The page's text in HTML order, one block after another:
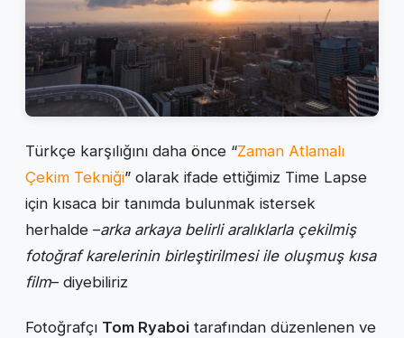
Türkçe karşılığını daha önce “Zaman Atlamalı
Çekim Tekniği” olarak ifade ettiğimiz Time Lapse
için kısaca bir tanımda bulunmak istersek
herhalde –arka arkaya belirli aralıklarla çekilmiş
fotoğraf karelerinin birleştirilmesi ile oluşmuş kısa
film– diyebiliriz
Fotoğrafçı Tom Ryaboi tarafından düzenlenen ve